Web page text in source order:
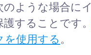
のような場合に
護することです。
を使用する 。